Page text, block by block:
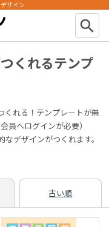
ザイン
search
くれるテンプ
くれる！テンプレートが無
員へログインが必要）
デザインがつくれます。
古い順